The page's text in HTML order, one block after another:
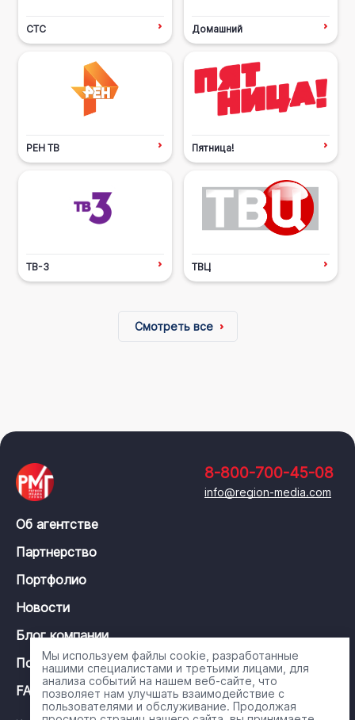
СТС Домашний
РЕН ТВ Пятница!
ТВ-3 ТВЦ
Смотреть все
8-800-700-45-08
info@region-media.com
Об агентстве
Партнерство
Портфолио
Новости
Блог компании
Политика конфиденциальности
FAQ
Мы используем файлы cookie, разработанные
нашими специалистами и третьими лицами, для
анализа событий на нашем веб-сайте, что
позволяет нам улучшать взаимодействие с
пользователями и обслуживание. Продолжая